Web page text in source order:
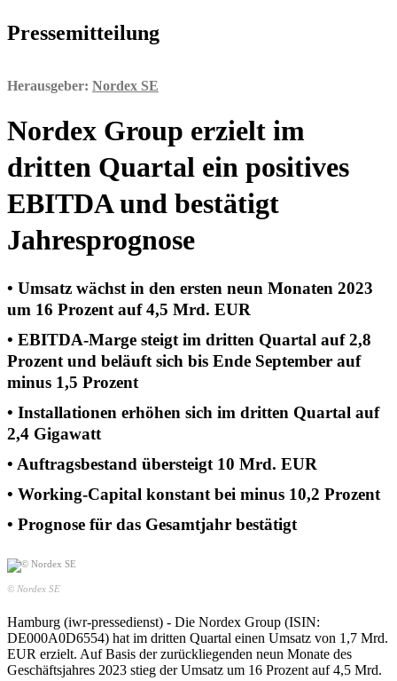
Pressemitteilung
Herausgeber: Nordex SE
Nordex Group erzielt im
dritten Quartal ein positives
EBITDA und bestätigt
Jahresprognose
• Umsatz wächst in den ersten neun Monaten 2023
um 16 Prozent auf 4,5 Mrd. EUR
• EBITDA-Marge steigt im dritten Quartal auf 2,8
Prozent und beläuft sich bis Ende September auf
minus 1,5 Prozent
• Installationen erhöhen sich im dritten Quartal auf
2,4 Gigawatt
• Auftragsbestand übersteigt 10 Mrd. EUR
• Working-Capital konstant bei minus 10,2 Prozent
• Prognose für das Gesamtjahr bestätigt
© Nordex SE
Hamburg (iwr-pressedienst) - Die Nordex Group (ISIN:
DE000A0D6554) hat im dritten Quartal einen Umsatz von 1,7 Mrd.
EUR erzielt. Auf Basis der zurückliegenden neun Monate des
Geschäftsjahres 2023 stieg der Umsatz um 16 Prozent auf 4,5 Mrd.